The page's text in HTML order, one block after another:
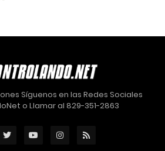
Síguenos en las Redes Sociales
o Llamar al 829-351-2863